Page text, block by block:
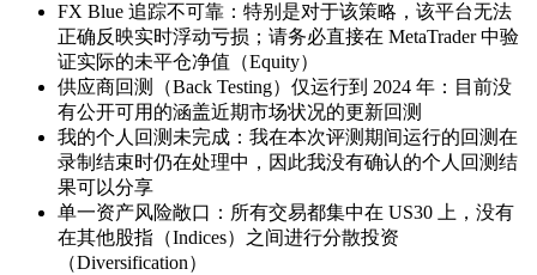
FX Blue 追踪不可靠：特别是对于该策略，该平台无法
正确反映实时浮动亏损；请务必直接在 MetaTrader 中验
证实际的未平仓净值（Equity）
供应商回测（Back Testing）仅运行到 2024 年：目前没
有公开可用的涵盖近期市场状况的更新回测
我的个人回测未完成：我在本次评测期间运行的回测在
录制结束时仍在处理中，因此我没有确认的个人回测结
果可以分享
单一资产风险敞口：所有交易都集中在 US30 上，没有
在其他股指（Indices）之间进行分散投资
（Diversification）